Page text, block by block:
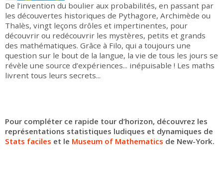
De l’invention du boulier aux probabilités, en passant par
les découvertes historiques de Pythagore, Archimède ou
Thalès, vingt leçons drôles et impertinentes, pour
découvrir ou redécouvrir les mystères, petits et grands
des mathématiques. Grâce à Filo, qui a toujours une
question sur le bout de la langue, la vie de tous les jours se
révèle une source d’expériences... inépuisable ! Les maths
livrent tous leurs secrets...
Pour compléter ce rapide tour d’horizon, découvrez les
représentations statistiques ludiques et dynamiques de
Stats faciles et le Museum of Mathematics de New-York.